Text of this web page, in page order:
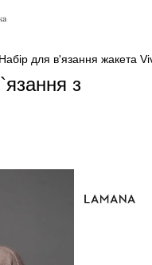
Набір для в'язання жакета
з